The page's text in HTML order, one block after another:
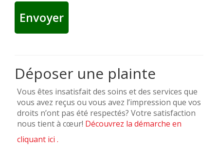
Déposer une plainte
Vous êtes insatisfait des soins et des services que
vous avez reçus ou vous avez l’impression que vos
droits n’ont pas été respectés? Votre satisfaction
nous tient à cœur! Découvrez la démarche en
cliquant ici .